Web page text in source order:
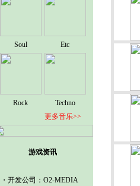
Soul Etc
Rock
Techno
更多音乐>>
游戏资讯
・开发公司：O2-MEDIA